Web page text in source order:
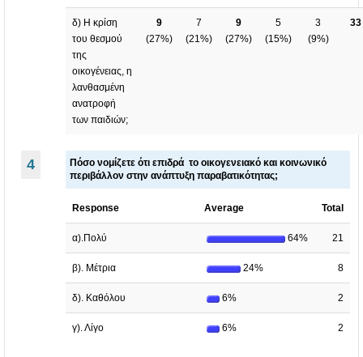
δ) Η κρίση
του θεσμού
της
οικογένειας, η
λανθασμένη
ανατροφή
των παιδιών;
9
(27%)
7
(21%)
9
(27%)
5
(15%)
3
(9%)
33
4
Πόσο νομίζετε ότι επιδρά το οικογενειακό και κοινωνικό
περιβάλλον στην ανάπτυξη παραβατικότητας;
Response Average Total
α).Πολύ 64% 21
β). Μέτρια 24% 8
δ). Καθόλου 6% 2
γ). Λίγο 6% 2